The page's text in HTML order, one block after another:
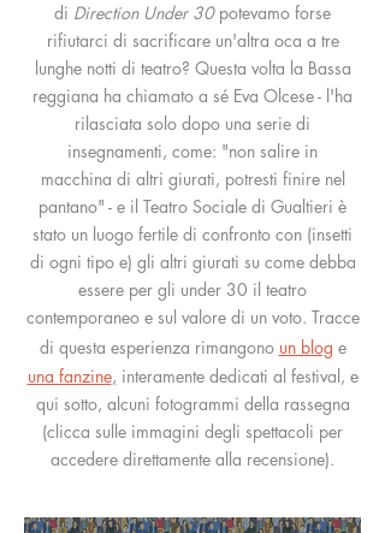
di Direction Under 30potevamo forse
rifiutarci di sacrificare un'altra oca a tre
lunghe notti di teatro? Questa volta la Bassa
reggiana ha chiamato a sé Eva Olcese - l'ha
rilasciata solo dopo una serie di
insegnamenti, come: "non salire in
macchina di altri giurati, potresti finire nel
pantano" - e il Teatro Sociale di Gualtieri è
stato un luogo fertile di confronto con (insetti
di ogni tipo e) gli altri giurati su come debba
essere per gli under 30 il teatro
contemporaneo e sul valore di un voto. Tracce
di questa esperienza rimangono un blog e
una fanzine, interamente dedicati al festival, e
qui sotto, alcuni fotogrammi della rassegna
(clicca sulle immagini degli spettacoli per
accedere direttamente alla recensione).